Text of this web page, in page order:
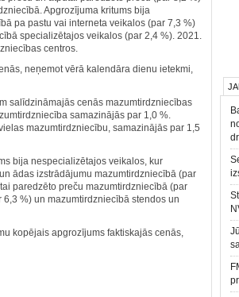
Apgrozījuma kritums bija
pa pastu vai interneta veikalos (par 7,3 %)
specializētajos veikalos (par 2,4 %). 2021.
centros.
neņemot vērā kalendāra dienu ietekmi,
salīdzināmajās cenās mazumtirdzniecības
samazinājās par 1,0 %.
mazumtirdzniecību, samazinājās par 1,5
bija nespecializētajos veikalos, kur
ādas izstrādājumu mazumtirdzniecībā (par
paredzēto preču mazumtirdzniecībā (par
%) un mazumtirdzniecībā stendos un
kopējais apgrozījums faktiskajās cenās,